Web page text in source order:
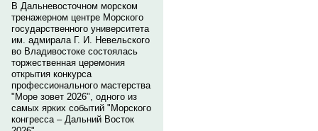
В Дальневосточном морском
тренажерном центре Морского
государственного университета
им. адмирала Г. И. Невельского
во Владивостоке состоялась
торжественная церемония
открытия конкурса
профессионального мастерства
"Море зовет 2026", одного из
самых ярких событий "Морского
конгресса – Дальний Восток